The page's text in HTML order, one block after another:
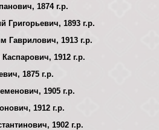
1874 г.р.
Григорьевич, 1893 г.р.
Гаврилович, 1913 г.р.
1912 г.р.
1875 г.р.
1905 г.р.
1912 г.р.
1902 г.р.